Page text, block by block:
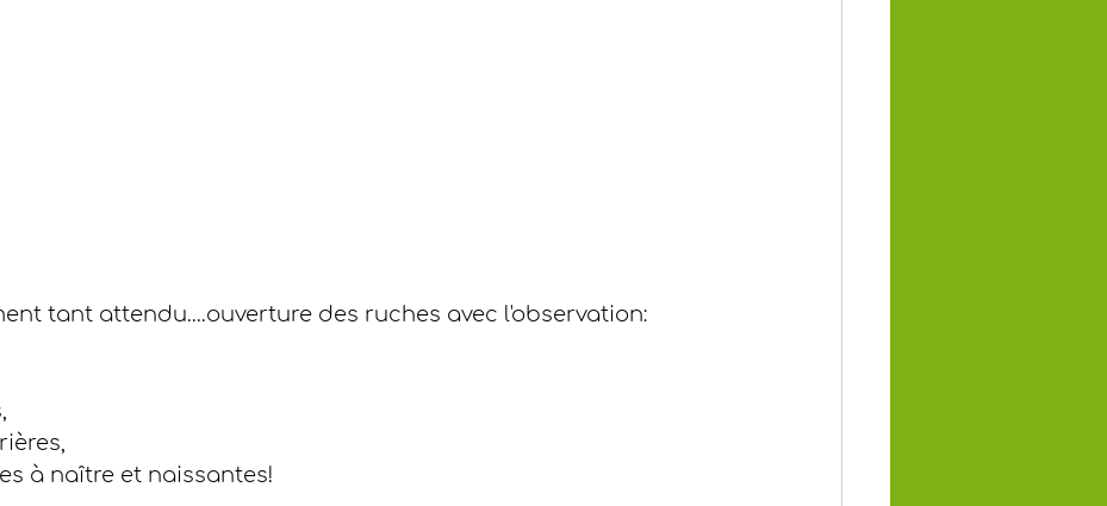
tant attendu....ouverture des ruches avec l'observation:
à naître et naissantes!